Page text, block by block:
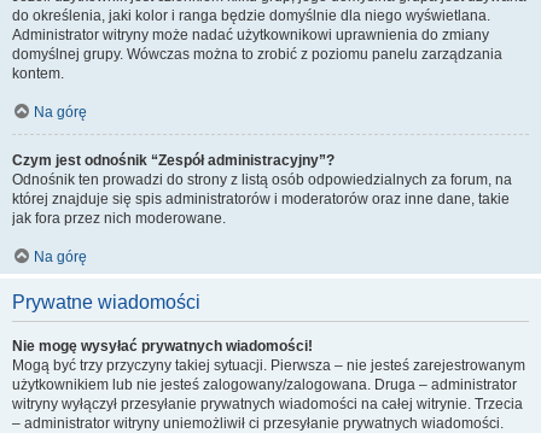
do określenia, jaki kolor i ranga będzie domyślnie dla niego wyświetlana.
Administrator witryny może nadać użytkownikowi uprawnienia do zmiany
domyślnej grupy. Wówczas można to zrobić z poziomu panelu zarządzania
kontem.
Na górę
Czym jest odnośnik “Zespół administracyjny”?
Odnośnik ten prowadzi do strony z listą osób odpowiedzialnych za forum, na
której znajduje się spis administratorów i moderatorów oraz inne dane, takie
jak fora przez nich moderowane.
Na górę
Prywatne wiadomości
Nie mogę wysyłać prywatnych wiadomości!
Mogą być trzy przyczyny takiej sytuacji. Pierwsza – nie jesteś zarejestrowanym
użytkownikiem lub nie jesteś zalogowany/zalogowana. Druga – administrator
witryny wyłączył przesyłanie prywatnych wiadomości na całej witrynie. Trzecia
– administrator witryny uniemożliwił ci przesyłanie prywatnych wiadomości.